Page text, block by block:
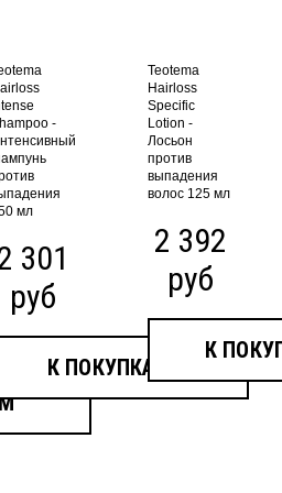
-
мл
301
руб
К ПОКУПКАМ
Teotema
Hairloss
Specific
Lotion -
Лосьон
против
выпадения
волос 125 мл
2 392
руб
К